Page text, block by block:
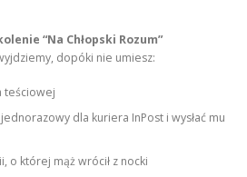
“Na Chłopski Rozum”
dopóki nie umiesz:
teściowej
dla kuriera InPost i wysłać mu
o której mąż wrócił z nocki